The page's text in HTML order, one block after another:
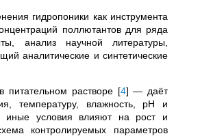
гидропоники как инструмента
поллютантов для ряда
анализ научной литературы,
аналитические и синтетические
питательном растворе [4] — даёт
температуру, влажность, pH и
иные условия влияют на рост и
контролируемых параметров